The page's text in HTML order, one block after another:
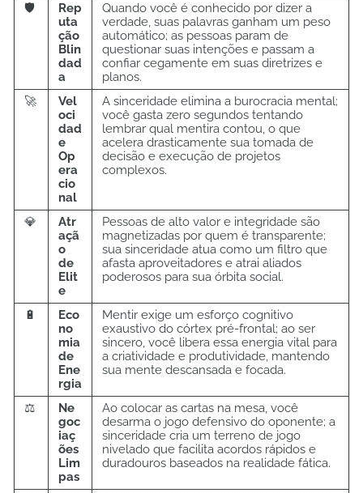
🛡️
Rep
uta
ção
Blin
dad
a
Quando você é conhecido por dizer a
verdade, suas palavras ganham um peso
automático; as pessoas param de
questionar suas intenções e passam a
confiar cegamente em suas diretrizes e
planos.
🚀
Vel
oci
dad
e
Op
era
cio
nal
A sinceridade elimina a burocracia mental;
você gasta zero segundos tentando
lembrar qual mentira contou, o que
acelera drasticamente sua tomada de
decisão e execução de projetos
complexos.
💎
Atr
açã
o
de
Elit
e
Pessoas de alto valor e integridade são
magnetizadas por quem é transparente;
sua sinceridade atua como um filtro que
afasta aproveitadores e atrai aliados
poderosos para sua órbita social.
🔋
Eco
no
mia
de
Ene
rgia
Mentir exige um esforço cognitivo
exaustivo do córtex pré-frontal; ao ser
sincero, você libera essa energia vital para
a criatividade e produtividade, mantendo
sua mente descansada e focada.
⚖️
Ne
goc
iaç
ões
Lim
pas
Ao colocar as cartas na mesa, você
desarma o jogo defensivo do oponente; a
sinceridade cria um terreno de jogo
nivelado que facilita acordos rápidos e
duradouros baseados na realidade fática.